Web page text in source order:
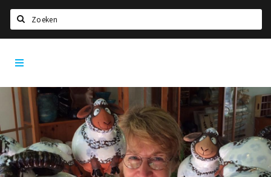
Home
Agenda
Bioscoopagenda
Deals
Nieuws
Leuke tips & trends